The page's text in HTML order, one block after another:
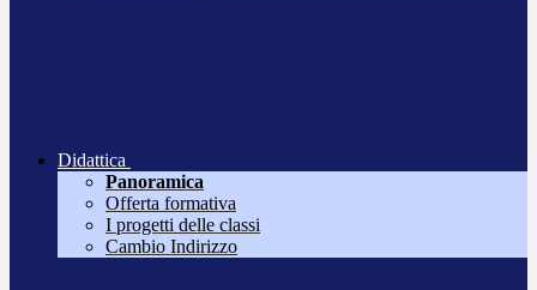
Didattica
Panoramica
Offerta formativa
I progetti delle classi
Cambio Indirizzo